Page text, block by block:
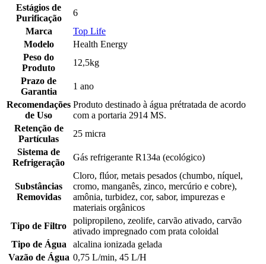
Estágios de
Purificação
6
Marca
Top Life
Modelo
Health Energy
Peso do
Produto
12,5kg
Prazo de
Garantia
1 ano
Recomendações
de Uso
Produto destinado à água prétratada de acordo
com a portaria 2914 MS.
Retenção de
Partículas
25 micra
Sistema de
Refrigeração
Gás refrigerante R134a (ecológico)
Substâncias
Removidas
Cloro, flúor, metais pesados (chumbo, níquel,
cromo, manganês, zinco, mercúrio e cobre),
amônia, turbidez, cor, sabor, impurezas e
materiais orgânicos
Tipo de Filtro
polipropileno, zeolife, carvão ativado, carvão
ativado impregnado com prata coloidal
Tipo de Água
alcalina ionizada gelada
Vazão de Água 0,75 L/min, 45 L/H